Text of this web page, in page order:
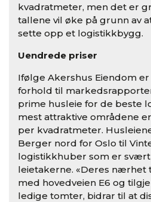
kvadratmeter, men det er
tallene vil øke på grunn av
sette opp et logistikkbygg.
Uendrede priser
Ifølge Akershus Eiendom
forhold til
prime husleie for de beste
mest attraktive områdene
per kvadratmeter.
Berger nord for Oslo til
logistikkhuber som er
leietakerne. «Deres nærhet
med hovedveien E6 og
ledige tomter, bidrar til at